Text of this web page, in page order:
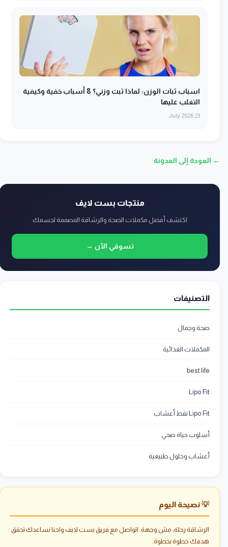
اسباب ثبات الوزن: لماذا ثبت وزني؟ 8 أسباب خفية وكيفية
التغلب عليها
23 July 2026
← العودة إلى المدونة
منتجات بست لايف
اكتشف أفضل مكملات الصحة والرشاقة المصممة لجسمك
تسوقي الآن →
التصنيفات
صحة وجمال
المكملات الغذائية
best life
Lipo Fit
Lipo Fit نقط أعشاب
أسلوب حياة صحي
أعشاب وحلول طبيعية
💡 نصيحة اليوم
الرشاقة رحلة، مش وجهة. اتواصل مع فريق بست لايف واحنا نساعدك تحقق
هدفك خطوة بخطوة.